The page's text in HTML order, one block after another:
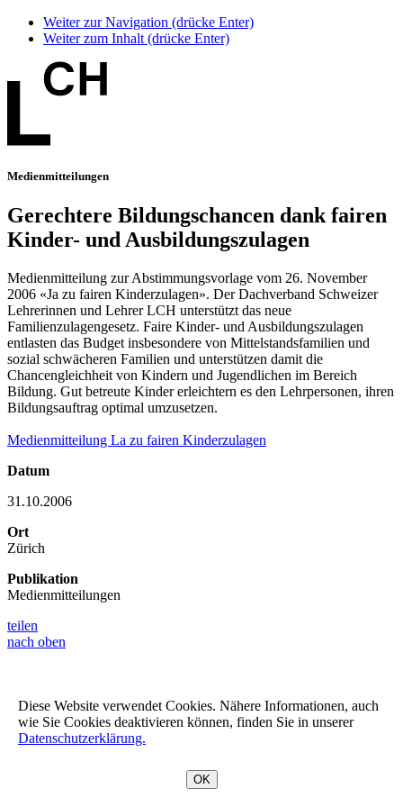
Weiter zur Navigation (drücke Enter)
Weiter zum Inhalt (drücke Enter)
Medienmitteilungen
Gerechtere Bildungschancen dank fairen
Kinder- und Ausbildungszulagen
Medienmitteilung zur Abstimmungsvorlage vom 26. November
2006 «Ja zu fairen Kinderzulagen». Der Dachverband Schweizer
Lehrerinnen und Lehrer LCH unterstützt das neue
Familienzulagengesetz. Faire Kinder- und Ausbildungszulagen
entlasten das Budget insbesondere von Mittelstandsfamilien und
sozial schwächeren Familien und unterstützen damit die
Chancengleichheit von Kindern und Jugendlichen im Bereich
Bildung. Gut betreute Kinder erleichtern es den Lehrpersonen, ihren
Bildungsauftrag optimal umzusetzen.
Medienmitteilung La zu fairen Kinderzulagen
Datum
31.10.2006
Ort
Zürich
Publikation
Medienmitteilungen
teilen
nach oben
Diese Website verwendet Cookies. Nähere Informationen, auch
wie Sie Cookies deaktivieren können, finden Sie in unserer
Datenschutzerklärung.
OK